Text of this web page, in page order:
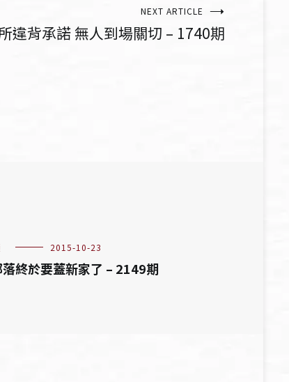
NEXT ARTICLE
違背承諾 無人到場關切 – 1740期
2015-10-23
終於要蓋新家了 – 2149期